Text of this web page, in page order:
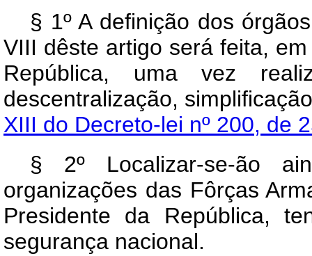
§ 1º A definição dos
VIII dêste artigo será feita,
República, uma vez
descentralização,
XIII do Decreto-lei nº 200, de
§ 2º Localizar-se-ão
organizações das Fôrças
Presidente da República,
segurança nacional.